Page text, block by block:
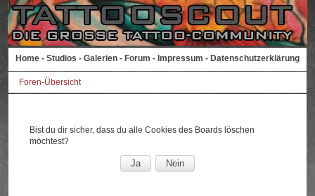
Home - Studios - Galerien - Forum - Impressum - Datenschutzerklärung
Foren-Übersicht
Bist du dir sicher, dass du alle Cookies des Boards löschen
möchtest?